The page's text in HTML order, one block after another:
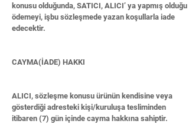
konusu olduğunda, SATICI, ALICI’ ya yapmış olduğu
ödemeyi, işbu sözleşmede yazan koşullarla iade
edecektir.
CAYMA(İADE) HAKKI
ALICI, sözleşme konusu ürünün kendisine veya
gösterdiği adresteki kişi/kuruluşa tesliminden
itibaren (7) gün içinde cayma hakkına sahiptir.